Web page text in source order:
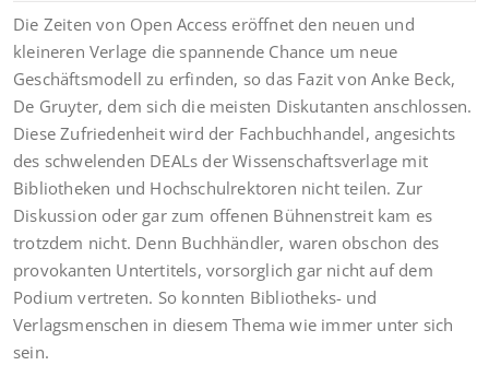
Die Zeiten von Open Access eröffnet den neuen und
kleineren Verlage die spannende Chance um neue
Geschäftsmodell zu erfinden, so das Fazit von Anke Beck,
De Gruyter, dem sich die meisten Diskutanten anschlossen.
Diese Zufriedenheit wird der Fachbuchhandel, angesichts
des schwelenden DEALs der Wissenschaftsverlage mit
Bibliotheken und Hochschulrektoren nicht teilen. Zur
Diskussion oder gar zum offenen Bühnenstreit kam es
trotzdem nicht. Denn Buchhändler, waren obschon des
provokanten Untertitels, vorsorglich gar nicht auf dem
Podium vertreten. So konnten Bibliotheks- und
Verlagsmenschen in diesem Thema wie immer unter sich
sein.